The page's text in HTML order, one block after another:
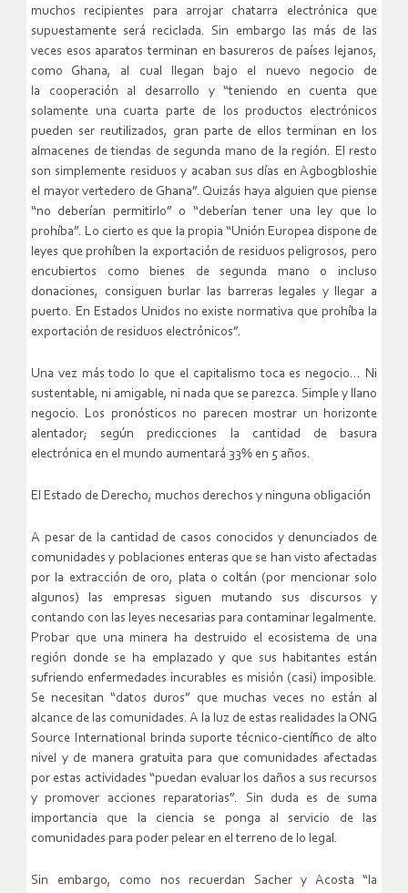
muchos recipientes para arrojar chatarra electrónica que
supuestamente será reciclada. Sin embargo las más de las
veces esos aparatos terminan en basureros de países lejanos,
como Ghana, al cual llegan bajo el nuevo negocio de
la cooperación al desarrollo y “teniendo en cuenta que
solamente una cuarta parte de los productos electrónicos
pueden ser reutilizados, gran parte de ellos terminan en los
almacenes de tiendas de segunda mano de la región. El resto
son simplemente residuos y acaban sus días en Agbogbloshie
el mayor vertedero de Ghana”. Quizás haya alguien que piense
“no deberían permitirlo” o “deberían tener una ley que lo
prohíba”. Lo cierto es que la propia “Unión Europea dispone de
leyes que prohíben la exportación de residuos peligrosos, pero
encubiertos como bienes de segunda mano o incluso
donaciones, consiguen burlar las barreras legales y llegar a
puerto. En Estados Unidos no existe normativa que prohíba la
exportación de residuos electrónicos”.
Una vez más todo lo que el capitalismo toca es negocio… Ni
sustentable, ni amigable, ni nada que se parezca. Simple y llano
negocio. Los pronósticos no parecen mostrar un horizonte
alentador; según predicciones la cantidad de basura
electrónica en el mundo aumentará 33% en 5 años.
El Estado de Derecho, muchos derechos y ninguna obligación
A pesar de la cantidad de casos conocidos y denunciados de
comunidades y poblaciones enteras que se han visto afectadas
por la extracción de oro, plata o coltán (por mencionar solo
algunos) las empresas siguen mutando sus discursos y
contando con las leyes necesarias para contaminar legalmente.
Probar que una minera ha destruido el ecosistema de una
región donde se ha emplazado y que sus habitantes están
sufriendo enfermedades incurables es misión (casi) imposible.
Se necesitan “datos duros” que muchas veces no están al
alcance de las comunidades. A la luz de estas realidades la ONG
Source International brinda suporte técnico-científico de alto
nivel y de manera gratuita para que comunidades afectadas
por estas actividades “puedan evaluar los daños a sus recursos
y promover acciones reparatorias”. Sin duda es de suma
importancia que la ciencia se ponga al servicio de las
comunidades para poder pelear en el terreno de lo legal.
Sin embargo, como nos recuerdan Sacher y Acosta “la